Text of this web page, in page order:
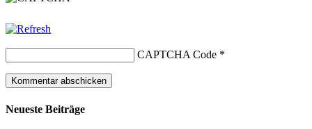
CAPTCHA Code *
Neueste Beiträge